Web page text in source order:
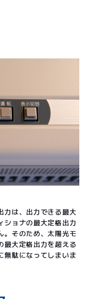
力は、出力できる最大
ショナの最大定格出力
。そのため、太陽光モ
最大定格出力を超える
無駄になってしまいま